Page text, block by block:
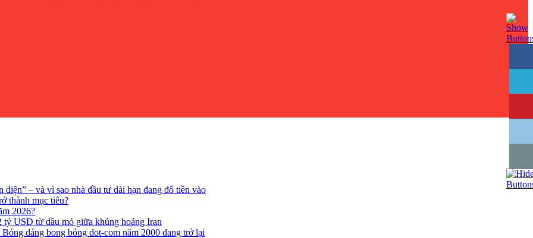
– và vì sao nhà đầu tư dài hạn đang đổ tiền vào
thành mục tiêu?
2026?
USD từ dầu mỏ giữa khủng hoảng Iran
dáng bong bóng dot-com năm 2000 đang trở lại